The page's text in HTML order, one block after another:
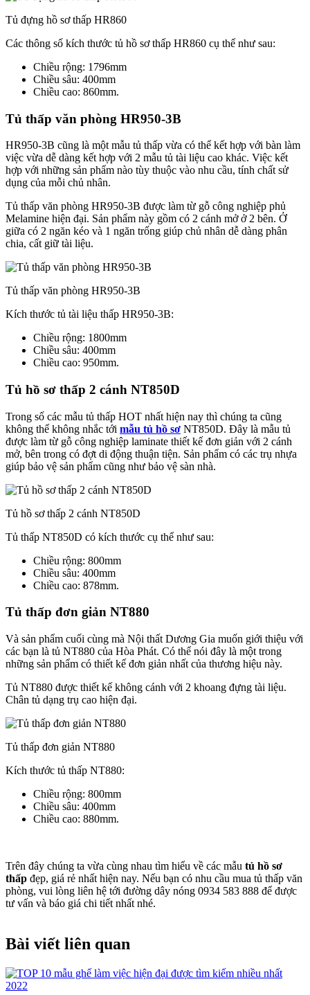
Tủ đựng hồ sơ thấp HR860
Các thông số kích thước tủ hồ sơ thấp HR860 cụ thể như sau:
Chiều rộng: 1796mm
Chiều sâu: 400mm
Chiều cao: 860mm.
Tủ thấp văn phòng HR950-3B
HR950-3B cũng là một mẫu tủ thấp vừa có thể kết hợp với bàn làm
việc vừa dễ dàng kết hợp với 2 mẫu tủ tài liệu cao khác. Việc kết
hợp với những sản phẩm nào tùy thuộc vào nhu cầu, tính chất sử
dụng của mỗi chủ nhân.
Tủ thấp văn phòng HR950-3B được làm từ gỗ công nghiệp phủ
Melamine hiện đại. Sản phẩm này gồm có 2 cánh mở ở 2 bên. Ở
giữa có 2 ngăn kéo và 1 ngăn trống giúp chủ nhân dễ dàng phân
chia, cất giữ tài liệu.
Tủ thấp văn phòng HR950-3B
Kích thước tủ tài liệu thấp HR950-3B:
Chiều rộng: 1800mm
Chiều sâu: 400mm
Chiều cao: 950mm.
Tủ hồ sơ thấp 2 cánh NT850D
Trong số các mẫu tủ thấp HOT nhất hiện nay thì chúng ta cũng
không thể không nhắc tới mẫu tủ hồ sơ NT850D. Đây là mẫu tủ
được làm từ gỗ công nghiệp laminate thiết kế đơn giản với 2 cánh
mở, bên trong có đợt di động thuận tiện. Sản phẩm có các trụ nhựa
giúp bảo vệ sản phẩm cũng như bảo vệ sàn nhà.
Tủ hồ sơ thấp 2 cánh NT850D
Tủ thấp NT850D có kích thước cụ thể như sau:
Chiều rộng: 800mm
Chiều sâu: 400mm
Chiều cao: 878mm.
Tủ thấp đơn giản NT880
Và sản phẩm cuối cùng mà Nội thất Dương Gia muốn giới thiệu với
các bạn là tủ NT880 của Hòa Phát. Có thể nói đây là một trong
những sản phẩm có thiết kế đơn giản nhất của thương hiệu này.
Tủ NT880 được thiết kế không cánh với 2 khoang đựng tài liệu.
Chân tủ dạng trụ cao hiện đại.
Tủ thấp đơn giản NT880
Kích thước tủ thấp NT880:
Chiều rộng: 800mm
Chiều sâu: 400mm
Chiều cao: 880mm.
Trên đây chúng ta vừa cùng nhau tìm hiểu về các mẫu tủ hồ sơ
thấp đẹp, giá rẻ nhất hiện nay. Nếu bạn có nhu cầu mua tủ thấp văn
phòng, vui lòng liên hệ tới đường dây nóng 0934 583 888 để được
tư vấn và báo giá chi tiết nhất nhé.
Bài viết liên quan